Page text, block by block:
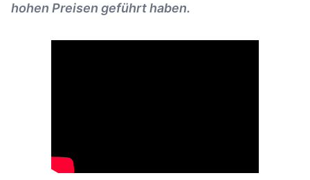
hohen Preisen geführt haben.